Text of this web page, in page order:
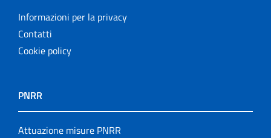
Informazioni per la privacy
Contatti
Cookie policy
PNRR
Attuazione misure PNRR